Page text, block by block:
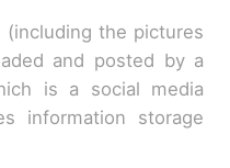
the pictures
and posted by a
is a social media
information storage